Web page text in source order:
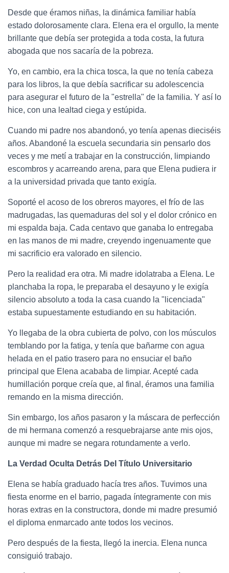
Desde que éramos niñas, la dinámica familiar había
estado dolorosamente clara. Elena era el orgullo, la mente
brillante que debía ser protegida a toda costa, la futura
abogada que nos sacaría de la pobreza.
Yo, en cambio, era la chica tosca, la que no tenía cabeza
para los libros, la que debía sacrificar su adolescencia
para asegurar el futuro de la "estrella" de la familia. Y así lo
hice, con una lealtad ciega y estúpida.
Cuando mi padre nos abandonó, yo tenía apenas dieciséis
años. Abandoné la escuela secundaria sin pensarlo dos
veces y me metí a trabajar en la construcción, limpiando
escombros y acarreando arena, para que Elena pudiera ir
a la universidad privada que tanto exigía.
Soporté el acoso de los obreros mayores, el frío de las
madrugadas, las quemaduras del sol y el dolor crónico en
mi espalda baja. Cada centavo que ganaba lo entregaba
en las manos de mi madre, creyendo ingenuamente que
mi sacrificio era valorado en silencio.
Pero la realidad era otra. Mi madre idolatraba a Elena. Le
planchaba la ropa, le preparaba el desayuno y le exigía
silencio absoluto a toda la casa cuando la "licenciada"
estaba supuestamente estudiando en su habitación.
Yo llegaba de la obra cubierta de polvo, con los músculos
temblando por la fatiga, y tenía que bañarme con agua
helada en el patio trasero para no ensuciar el baño
principal que Elena acababa de limpiar. Acepté cada
humillación porque creía que, al final, éramos una familia
remando en la misma dirección.
Sin embargo, los años pasaron y la máscara de perfección
de mi hermana comenzó a resquebrajarse ante mis ojos,
aunque mi madre se negara rotundamente a verlo.
La Verdad Oculta Detrás Del Título Universitario
Elena se había graduado hacía tres años. Tuvimos una
fiesta enorme en el barrio, pagada íntegramente con mis
horas extras en la constructora, donde mi madre presumió
el diploma enmarcado ante todos los vecinos.
Pero después de la fiesta, llegó la inercia. Elena nunca
consiguió trabajo.